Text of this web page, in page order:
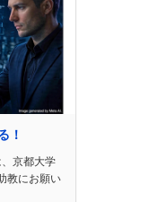
！
京都大学
教にお願い